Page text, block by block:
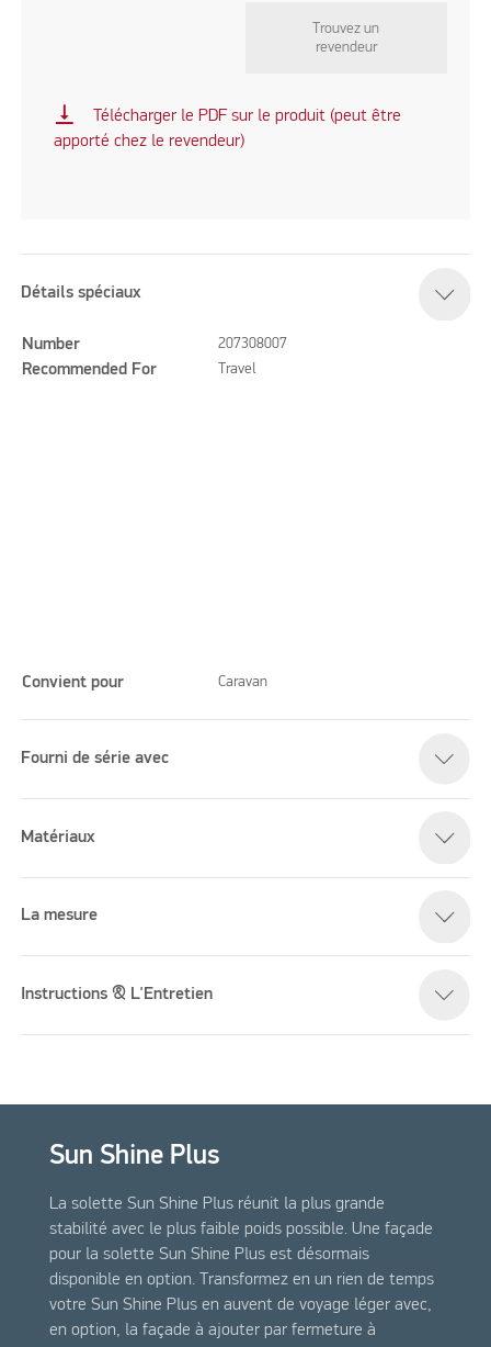
Trouvez un
revendeur
vertical_align_bottom
Télécharger le PDF sur le produit (peut être
apporté chez le revendeur)
Détails spéciaux
Number 207308007
Recommended For Travel
Convient pour Caravan
Fourni de série avec
Matériaux
La mesure
Instructions & L'Entretien
Sun Shine Plus
La solette Sun Shine Plus réunit la plus grande
stabilité avec le plus faible poids possible. Une façade
pour la solette Sun Shine Plus est désormais
disponible en option. Transformez en un rien de temps
votre Sun Shine Plus en auvent de voyage léger avec,
en option, la façade à ajouter par fermeture à